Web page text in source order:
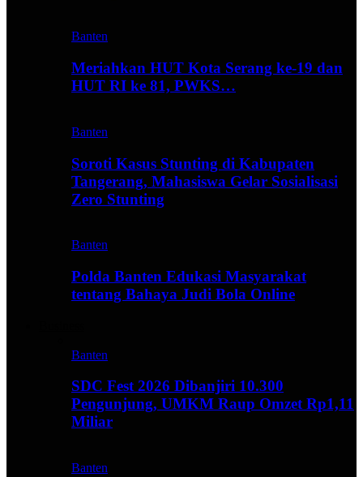
Banten
Meriahkan HUT Kota Serang ke-19 dan
HUT RI ke 81, PWKS…
Banten
Soroti Kasus Stunting di Kabupaten
Tangerang, Mahasiswa Gelar Sosialisasi
Zero Stunting
Banten
Polda Banten Edukasi Masyarakat
tentang Bahaya Judi Bola Online
Banten
SDC Fest 2026 Dibanjiri 10.300
Pengunjung, UMKM Raup Omzet Rp1,11
Miliar
Banten